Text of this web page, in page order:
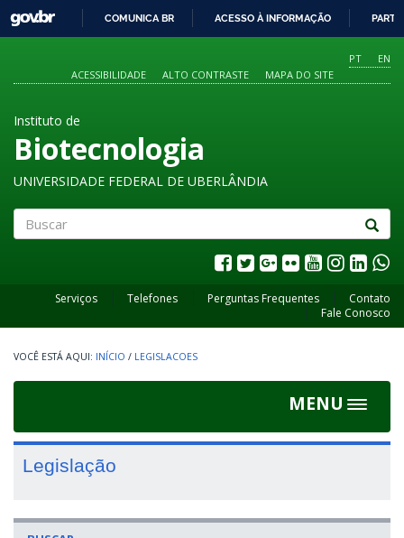
O
CONTEÚDO
GOVBR
COMUNICA BR ACESSO À INFORMAÇÃO
PT
EN
ACESSIBILIDADE
ALTO CONTRASTE MAPA DO SITE
Instituto de
Biotecnologia
UNIVERSIDADE FEDERAL DE UBERLÂNDIA
Serviços Telefones Perguntas Frequentes
Contato
Fale Conosco
INÍCIO / LEGISLACOES
MENU
Toggle
Legislação